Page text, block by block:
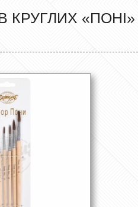
КРУГЛИХ «ПОНІ»